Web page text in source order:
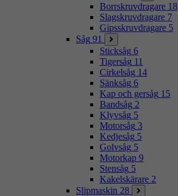
Borrskruvdragare 18
Slagskruvdragare 7
Gipsskruvdragare 5
Såg 91
Sticksåg 6
Tigersåg 11
Cirkelsåg 14
Sänksåg 6
Kap och gersåg 15
Bandsåg 2
Klyvsåg 5
Motorsåg 3
Kedjesåg 5
Golvsåg 5
Motorkap 9
Stensåg 5
Kakelskärare 2
Slipmaskin 28